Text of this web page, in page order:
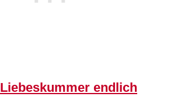
Liebeskummer endlich